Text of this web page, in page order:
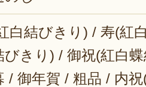
白結びきり) / 寿(紅
びきり) / 御祝(紅白
/ 御年賀 / 粗品 / 内